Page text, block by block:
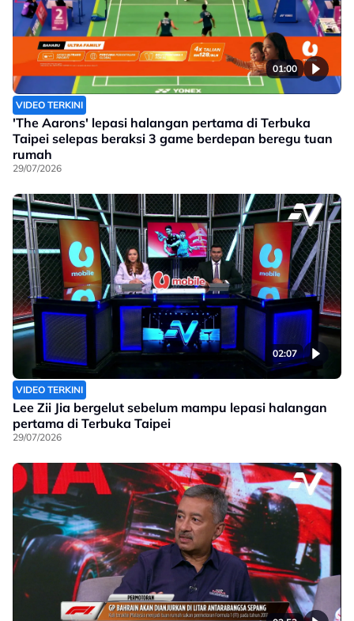
01:00
VIDEO TERKINI
'The Aarons' lepasi halangan pertama di Terbuka
Taipei selepas beraksi 3 game berdepan beregu tuan
rumah
29/07/2026
02:07
VIDEO TERKINI
Lee Zii Jia bergelut sebelum mampu lepasi halangan
pertama di Terbuka Taipei
29/07/2026